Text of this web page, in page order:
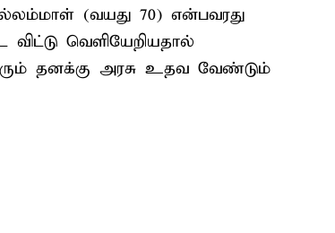
(வயது 70) என்பவரது
விட்டு வெளியேறியதால்
தனக்கு அரசு உதவ வேண்டும்